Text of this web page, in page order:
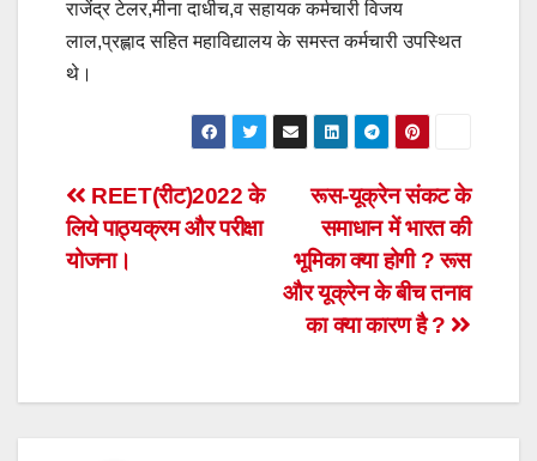
राजेंद्र टेलर,मीना दाधीच,व सहायक कर्मचारी विजय
लाल,प्रह्लाद सहित महाविद्यालय के समस्त कर्मचारी उपस्थित
थे।
Post
navigation
रूस-यूक्रेन संकट के
समाधान में भारत की
भूमिका क्या होगी ? रूस
और यूक्रेन के बीच तनाव
का क्या कारण है ?
REET(रीट)2022 के
लिये पाठ्यक्रम और परीक्षा
योजना।